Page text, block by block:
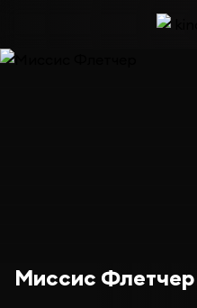
Миссис Флетчер